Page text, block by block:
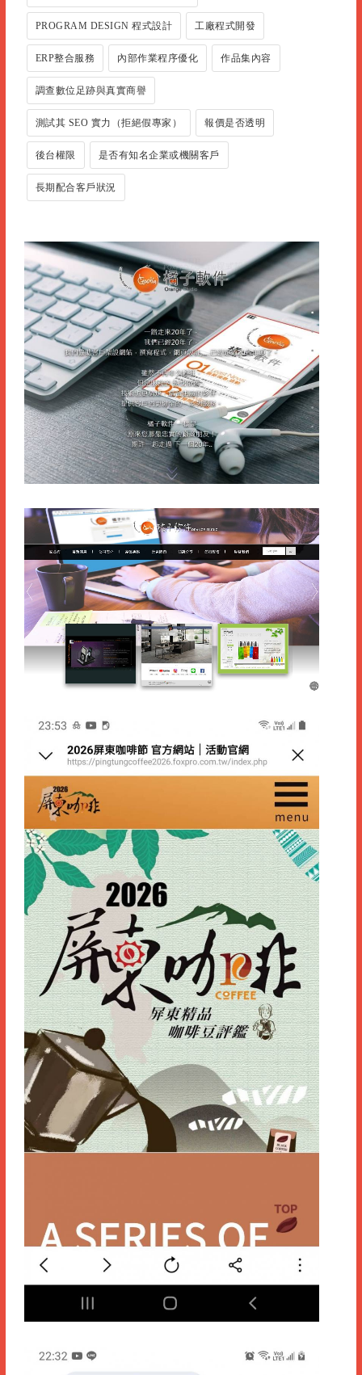
PROGRAM DESIGN 程式設計 工廠程式開發
ERP整合服務 內部作業程序優化 作品集內容
調查數位足跡與真實商譽
測試其 SEO 實力（拒絕假專家） 報價是否透明
後台權限 是否有知名企業或機關客戶
長期配合客戶狀況